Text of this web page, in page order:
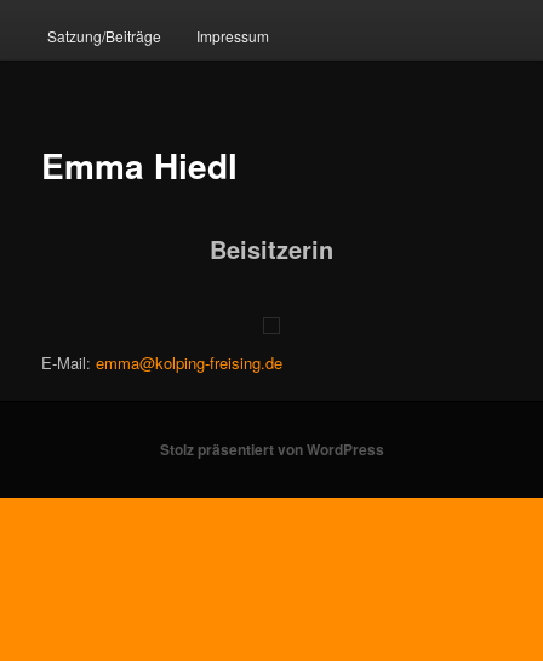
Satzung/Beiträge Impressum
Emma Hiedl
Beisitzerin
E-Mail:emma@kolping-freising.de
Stolz präsentiert von WordPress